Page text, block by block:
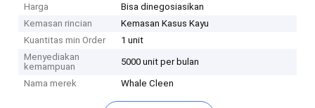
Harga
Bisa dinegosiasikan
Kemasan rincian
Kemasan Kasus Kayu
Kuantitas min Order
1 unit
Menyediakan
kemampuan
5000 unit per bulan
Nama merek Whale Cleen